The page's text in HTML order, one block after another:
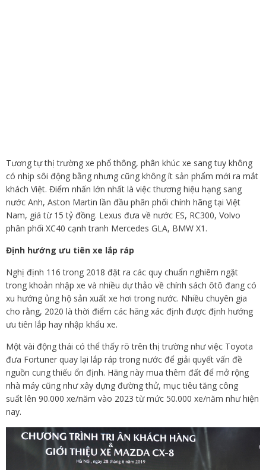
Tương tự thị trường xe phổ thông, phân khúc xe sang tuy không
có nhịp sôi động bằng nhưng cũng không ít sản phẩm mới ra mắt
khách Việt. Điểm nhấn lớn nhất là việc thương hiệu hạng sang
nước Anh, Aston Martin lần đầu phân phối chính hãng tại Việt
Nam, giá từ 15 tỷ đồng. Lexus đưa về nước ES, RC300, Volvo
phân phối XC40 cạnh tranh Mercedes GLA, BMW X1.
Định hướng ưu tiên xe lắp ráp
Nghị định 116 trong 2018 đặt ra các quy chuẩn nghiêm ngặt
trong khoản nhập xe và nhiều dự thảo về chính sách ôtô đang có
xu hướng ủng hộ sản xuất xe hơi trong nước. Nhiều chuyên gia
cho rằng, 2020 là thời điểm các hãng xác định được định hướng
ưu tiên lắp hay nhập khẩu xe.
Một vài động thái có thể thấy rõ trên thị trường như việc Toyota
đưa Fortuner quay lại lắp ráp trong nước để giải quyết vấn đề
nguồn cung thiếu ổn định. Hãng này mua thêm đất để mở rộng
nhà máy cũng như xây dựng đường thử, mục tiêu tăng công
suất lên 90.000 xe/năm vào 2023 từ mức 50.000 xe/năm như hiện
nay.